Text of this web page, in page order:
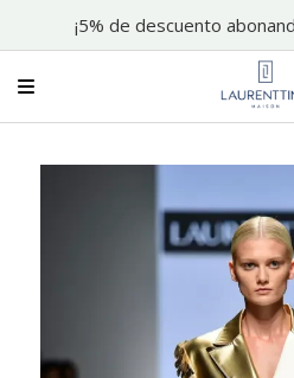
¡5% de descuento